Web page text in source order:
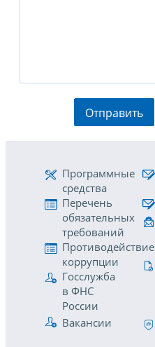
Отправить
Программные
средства
Перечень
обязательных
требований
Противодействие
коррупции
Госслужба
в ФНС
России
Вакансии